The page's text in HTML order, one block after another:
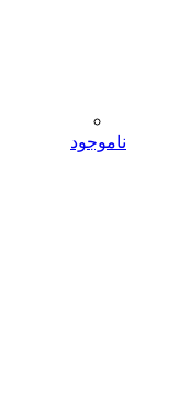
ناموجود